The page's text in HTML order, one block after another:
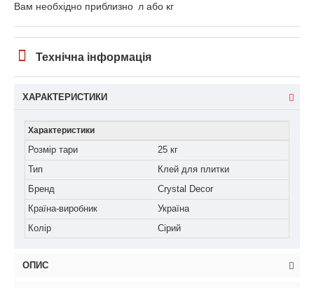
Вам необхідно приблизно л або кг
Технічна інформація
ХАРАКТЕРИСТИКИ
Характеристики
Розмір тари
25 кг
Тип
Клей для плитки
Бренд
Crystal Decor
Країна-виробник
Україна
Колір
Сірий
ОПИС